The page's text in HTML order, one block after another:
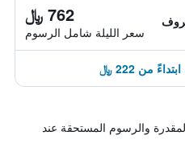
762 ﷼
سعر الليلة شامل الرسوم
والرسوم المستحقة عند